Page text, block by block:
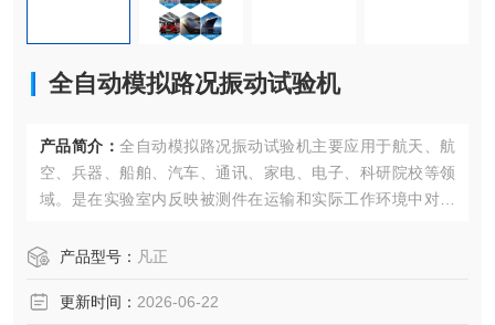
全自动模拟路况振动试验机
产品简介： 全自动模拟路况振动试验机主要应用于航天、航
空、兵器、船舶、汽车、通讯、家电、电子、科研院校等领
域。是在实验室内反映被测件在运输和实际工作环境中对振
机试验、产品合格鉴定试验全过程等不可少的重要试验手
产品型号： 凡正
更新时间： 2026-06-22